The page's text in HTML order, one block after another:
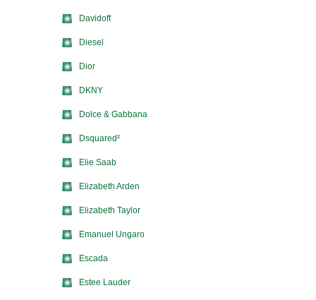
Davidoff
Diesel
Dior
DKNY
Dolce & Gabbana
Dsquared²
Elie Saab
Elizabeth Arden
Elizabeth Taylor
Emanuel Ungaro
Escada
Estee Lauder